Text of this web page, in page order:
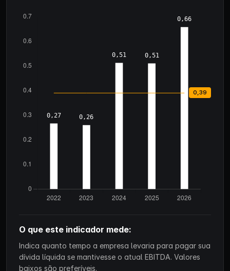
O que este indicador mede:
Indica quanto tempo a empresa levaria para pagar sua
dívida líquida se mantivesse o atual EBITDA. Valores
baixos são preferíveis.